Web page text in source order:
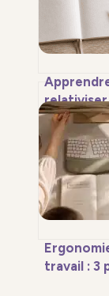
relativiser
méthodes
contrôle
émotions
travail : 3